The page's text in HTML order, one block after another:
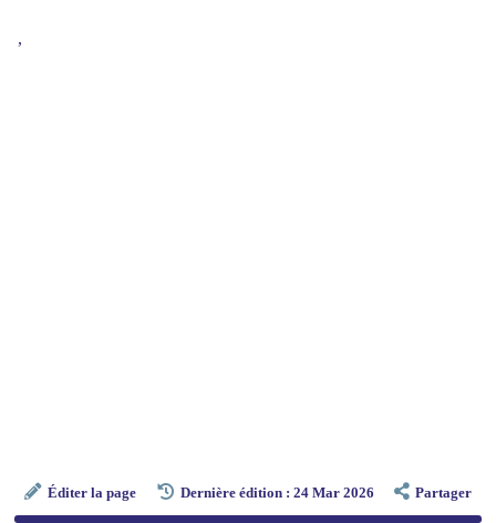
,
Éditer la page Dernière édition : 24 Mar 2026 Partager